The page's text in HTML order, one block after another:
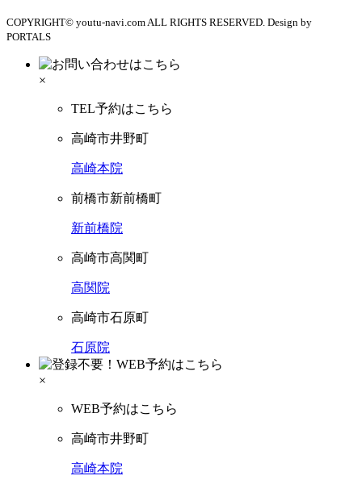
COPYRIGHT© youtu-navi.com ALL RIGHTS RESERVED. Design by
PORTALS
×
TEL予約はこちら
高崎市井野町
高崎本院
前橋市新前橋町
新前橋院
高崎市高関町
高関院
高崎市石原町
石原院
×
WEB予約はこちら
高崎市井野町
高崎本院